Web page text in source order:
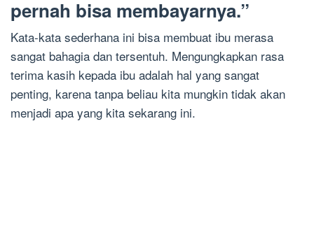
pernah bisa membayarnya.”
Kata-kata sederhana ini bisa membuat ibu merasa
sangat bahagia dan tersentuh. Mengungkapkan rasa
terima kasih kepada ibu adalah hal yang sangat
penting, karena tanpa beliau kita mungkin tidak akan
menjadi apa yang kita sekarang ini.